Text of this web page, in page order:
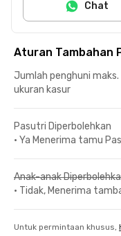
Chat
Aturan Tambahan
Jumlah penghuni
ukuran kasur
Pasutri Diperbolehkan
• Ya Menerima tamu
Anak-anak
• Tidak, Menerima
Untuk permintaan khusus,